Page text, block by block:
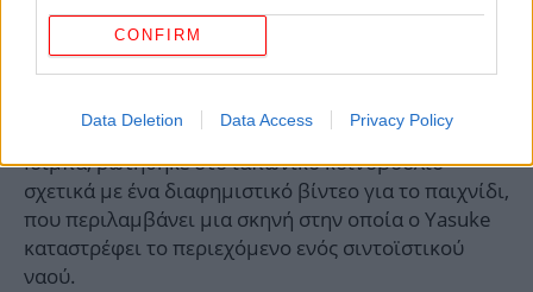
CONFIRM
Data Deletion Data Access Privacy Policy
και πολιτιστικού σεβασμού, λόγω της απεικόνισης
ενός Αφρικανού στον ρόλο του κεντρικού
χαρακτήρα σαμουράι.
Μάλιστα, ο πρωθυπουργός της Ιαπωνίας, Σιγκέρου
Ισίμπα, ρωτήθηκε στο ιαπωνικό κοινοβούλιο
σχετικά με ένα διαφημιστικό βίντεο για το παιχνίδι,
που περιλαμβάνει μια σκηνή στην οποία ο Yasuke
καταστρέφει το περιεχόμενο ενός σιντοϊστικού
ναού.